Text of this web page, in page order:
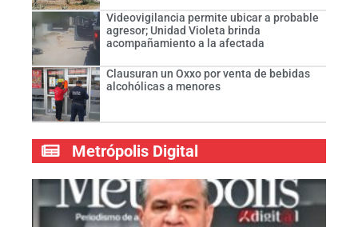
Videovigilancia permite ubicar a probable
agresor; Unidad Violeta brinda
acompañamiento a la afectada
Clausuran un Oxxo por venta de bebidas
alcohólicas a menores
Metrópolis Digital